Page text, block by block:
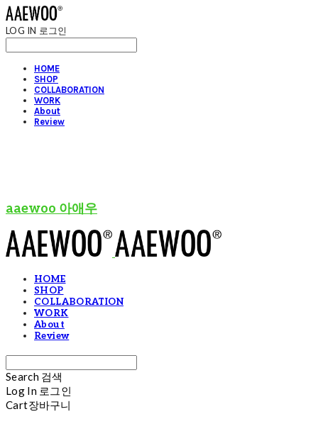
LOG IN 로그인
HOME
SHOP
COLLABORATION
WORK
About
Review
aaewoo 아애우
HOME
SHOP
COLLABORATION
WORK
About
Review
Search 검색
Log In 로그인
Cart장바구니